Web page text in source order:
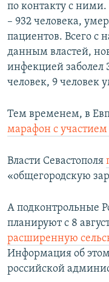
по контакту с
– 932 человека,
пациентов. Всего с
данным властей,
инфекцией заболел
человек, 9 человек
Тем временем, в
марафон с
Власти Севастополя
«общегородскую
А подконтрольные
планируют с 8
расширенную
Информация об
российской